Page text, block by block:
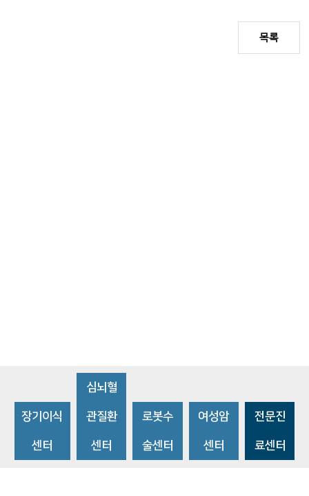
목록
장기이식
센터
심뇌혈
관질환
센터
로봇수
술센터
여성암
센터
전문진
료센터